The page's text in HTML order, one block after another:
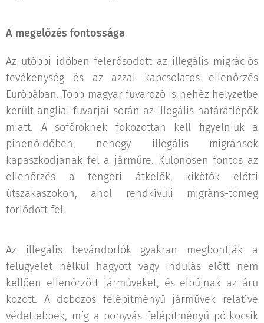
A megelőzés fontossága
Az utóbbi időben felerősödött az illegális migrációs
tevékenység és az azzal kapcsolatos ellenőrzés
Európában. Több magyar fuvarozó is nehéz helyzetbe
került angliai fuvarjai során az illegális határátlépők
miatt. A sofőröknek fokozottan kell figyelniük a
pihenőidőben, nehogy illegális migránsok
kapaszkodjanak fel a járműre. Különösen fontos az
ellenőrzés a tengeri átkelők, kikötők előtti
útszakaszokon, ahol rendkívüli migráns-tömeg
torlódott fel.
Az illegális bevándorlók gyakran megbontják a
felügyelet nélkül hagyott vagy indulás előtt nem
kellően ellenőrzött járműveket, és elbújnak az áru
között. A dobozos felépítményű járművek relatíve
védettebbek, míg a ponyvás felépítményű pótkocsik